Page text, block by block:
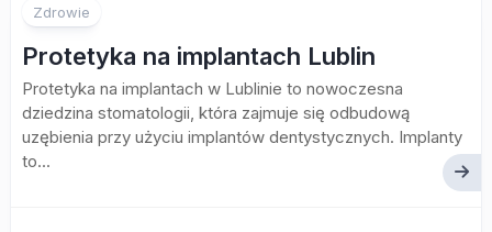
Zdrowie
Protetyka na implantach Lublin
Protetyka na implantach w Lublinie to nowoczesna
dziedzina stomatologii, która zajmuje się odbudową
uzębienia przy użyciu implantów dentystycznych. Implanty
to...